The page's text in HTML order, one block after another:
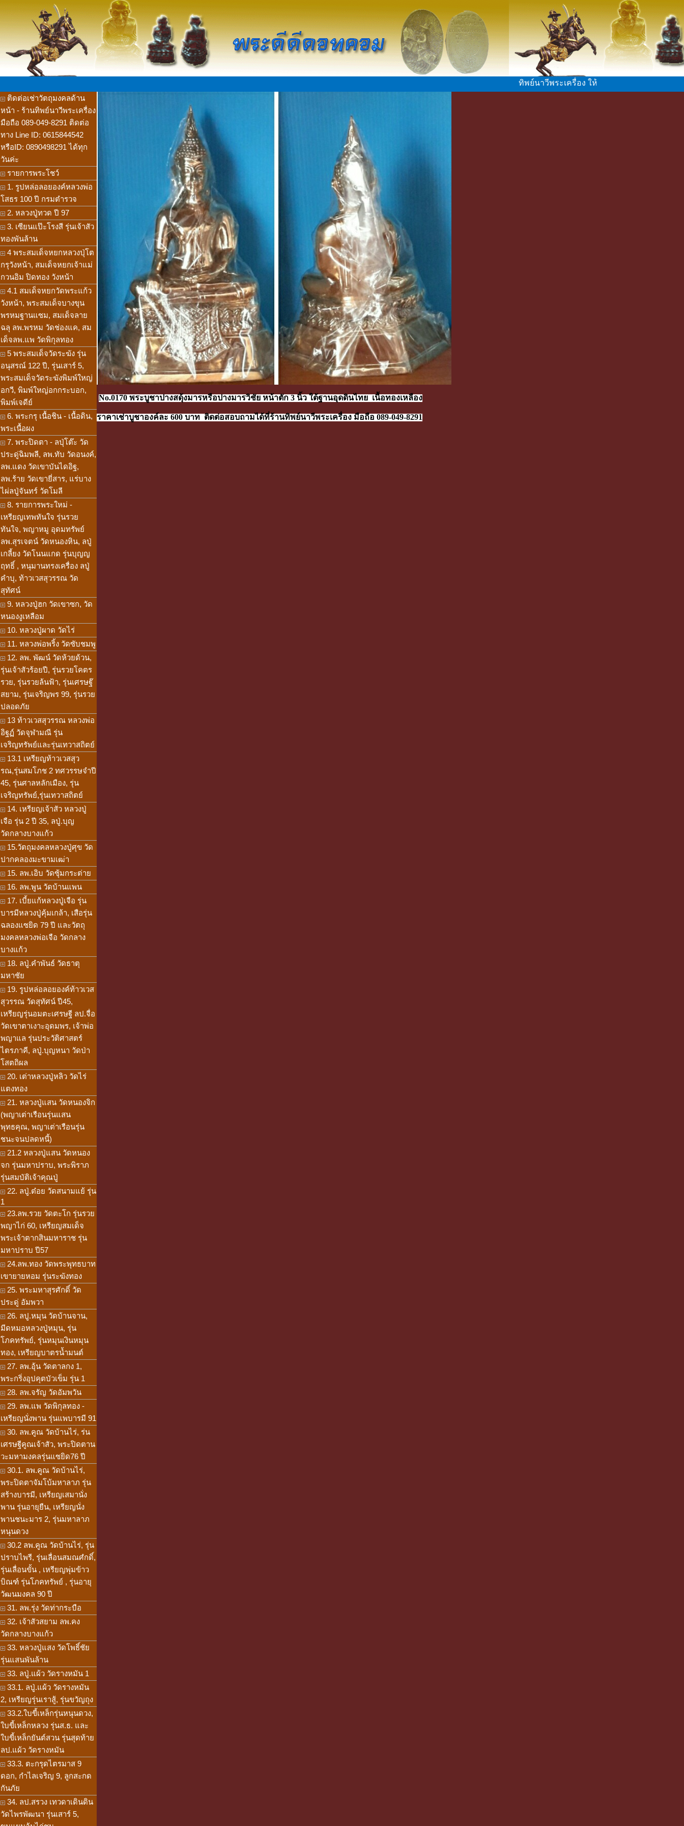
ทิพย์นาวีพระเครื่อง ให้เช่าวัตถุมงคลต่าง ๆ หลว
ติดต่อเช่าวัตถุมงคลด้าน
หน้า - ร้านทิพย์นาวีพระเครื่อง
มือถือ 089-049-8291 ติดต่อ
ทาง Line ID: 0615844542
หรือID: 0890498291 ได้ทุก
วันค่ะ
รายการพระโชว์
1. รูปหล่อลอยองค์หลวงพ่อ
โสธร 100 ปี กรมตำรวจ
2. หลวงปู่ทวด ปี 97
3. เซียนแป๊ะโรงสี รุ่นเจ้าสัว
ทองพันล้าน
4 พระสมเด็จหยกหลวงปุ่โต
กรุวังหน้า, สมเด็จหยกเจ้าแม่
กวนอิม ปิดทอง วังหน้า
4.1 สมเด็จหยกวัดพระแก้ว
วังหน้า, พระสมเด็จบางขุน
พรหมฐานแซม, สมเด็จลาย
ฉลุ ลพ.พรหม วัดช่องแค, สม
เด็จลพ.แพ วัดพิกุลทอง
5 พระสมเด็จวัดระฆัง รุ่น
อนุสรณ์ 122 ปี, รุ่นเสาร์ 5,
พระสมเด็จวัดระฆังพิมพ์ใหญ่
อกวี, พิมพ์ใหญ่อกกระบอก,
พิมพ์เจดีย์
6. พระกรุ เนื้อชิน - เนื้อดิน,
พระเนื้อผง
7. พระปิดตา - ลปุ่โต๊ะ วัด
ประดู่ฉิมพลี, ลพ.ทับ วัดอนงค์,
ลพ.แดง วัดเขาบันไดอิฐ,
ลพ.ร้าย วัดเขายี่สาร, แร่บาง
ไผ่ลปู่จันทร์ วัดโมลี
8. รายการพระใหม่ -
เหรียญเทพทันใจ รุ่นรวย
ทันใจ, พญาหมู อุดมทรัพย์
ลพ.สุรเจตน์ วัดหนองหิน, ลปู่
เกลี้ยง วัดโนนแกด รุ่นบุญญ
ฤทธิ์ , หนุมานทรงเครื่อง ลปู่
คำบุ, ท้าวเวสสุวรรณ วัด
สุทัศน์
9. หลวงปู่ฮก วัดเขาซก, วัด
หนองงูเหลือม
10. หลวงปู่ผาด วัดไร่
11. หลวงพ่อพริ้ง วัดซับชมพู
12. ลพ. พัฒน์ วัดห้วยด้วน,
รุ่นเจ้าสัวร้อยปี, รุ่นรวยโคตร
รวย, รุ่นรวยล้นฟ้า, รุ่นเศรษฐ๊
สยาม, รุ่นเจริญพร 99, รุ่นรวย
ปลอดภัย
13 ท้าวเวสสุวรรณ หลวงพ่อ
อิฐฏ์ วัดจุฬามณี รุ่น
เจริญทรัพย์และรุ่นเทวาสถิตย์
13.1 เหรียญท้าวเวสสุว
รณ,รุ่นสมโภช 2 ทศวรรษจำปี
45, รุ่นศาลหลักเมือง, รุ่น
เจริญทรัพย์,รุ่นเทวาสถิตย์
14. เหรียญเจ้าสัว หลวงปู่
เจือ รุ่น 2 ปี 35, ลปู่.บุญ
วัดกลางบางแก้ว
15.วัตถุมงคลหลวงปู่ศุข วัด
ปากคลองมะขามเฒ่า
15. ลพ.เอิบ วัดซุ้มกระต่าย
16. ลพ.พูน วัดบ้านแพน
17. เบี้ยแก้หลวงปู่เจือ รุ่น
บารมีหลวงปู่คุ้มเกล้า, เสือรุ่น
ฉลองแซยิด 79 ปี และวัตถุ
มงคลหลวงพ่อเจือ วัดกลาง
บางแก้ว
18. ลปู่.คำพันธ์ วัดธาตุ
มหาชัย
19. รูปหล่อลอยองค์ท้าวเวส
สุวรรณ วัดสุทัศน์ ปี45,
เหรียญรุ่นอมตะเศรษฐี ลป.จื่อ
วัดเขาตาเงาะอุดมพร, เจ้าพ่อ
พญาแล รุ่นประวัติศาสตร์
ไตรภาคี, ลปู่.บุญหนา วัดป่า
โสตถิผล
20. เต่าหลวงปู่หลิว วัดไร่
แตงทอง
21. หลวงปู่แสน วัดหนองจิก
(พญาเต่าเรือนรุ่นแสน
พุทธคุณ, พญาเต่าเรือนรุ่น
ชนะจนปลดหนี้)
21.2 หลวงปู่แสน วัดหนอง
จก รุ่นมหาปราบ, พระพิราภ
รุ่นสมบัติเจ้าคุณปู่
22. ลปู่.ต๋อย วัดสนามแย้ รุ่น
1
23.ลพ.รวย วัดตะโก รุ่นรวย
พญาไก่ 60, เหรียญสมเด็จ
พระเจ้าตากสินมหาราช รุ่น
มหาปราบ ปี57
24.ลพ.ทอง วัดพระพุทธบาท
เขายายหอม รุ่นระฆังทอง
25. พระมหาสุรศักดิ์ วัด
ประดู่ อัมพวา
26. ลปู.หมุน วัดบ้านจาน,
มีดหมอหลวงปู่หมุน, รุ่น
โภคทรัพย์, รุ่นหมุนเงินหมุน
ทอง, เหรียญบาตรน้ำมนต์
27. ลพ.อุ้น วัดตาลกง 1,
พระกริ่งอุปคุตบัวเข็ม รุ่น 1
28. ลพ.จรัญ วัดอัมพวัน
29. ลพ.แพ วัดพิกุลทอง -
เหรียญนั่งพาน รุ่นแพบารมี 91
30. ลพ.คูณ วัดบ้านไร่, ร่น
เศรษฐีคูณเจ้าสัว, พระปิดตาน
วะมหามงคลรุ่นแซยิด76 ปี
30.1. ลพ.คูณ วัดบ้านไร่,
พระปิดตาจัมโบ้มหาลาภ รุ่น
สร้างบารมี, เหรียญเสมานั่ง
พาน รุ่นอายุยืน, เหรียญนั่ง
พานชนะมาร 2, รุ่นมหาลาภ
หนุนดวง
30.2 ลพ.คูณ วัดบ้านไร่, รุ่น
ปราบไพรี, รุ่นเลื่อนสมณศํกดิ์,
รุ่นเลื่อนขั้น , เหรียญพุ่มข้าว
บิณฑ์ รุ่นโภคทรัพย์ , รุ่นอายุ
วัฒนมงคล 90 ปี
31. ลพ.รุ่ง วัดท่ากระบือ
32. เจ้าสัวสยาม ลพ.คง
วัดกลางบางแก้ว
33. หลวงปู่แสง วัดโพธิ์ชัย
รุ่นแสนพันล้าน
33. ลปู่.แผ้ว วัดรางหมัน 1
33.1. ลปู่.แผ้ว วัดรางหมัน
2, เหรียญรุ่นเราสู้, รุ่นขวัญถุง
33.2.ใบขี้เหล็กรุ่นหนุนดวง,
ใบขี้เหล็กหลวง รุ่นส.ธ. และ
ใบขี้เหล็กยันต์สวน รุ่นสุดท้าย
ลป.แผ้ว วัดรางหมัน
33.3. ตะกรุดไตรมาส 9
ดอก, กำไลเจริญ 9, ลูกสะกด
กันภัย
34. ลป.สรวง เทวดาเดินดิน
วัดไพรพัฒนา รุ่นเสาร์ 5,
No.0170 พระบูชาปางสดุ้งมารหรือปางมารวิชัย หน้าตัก 3 นิ้ว ใต้ฐานอุดดินไทย เนื้อทองเหลือง
ราคาเช่าบูชาองค์ละ 600 บาท ติดต่อสอบถามได้ที่ร้านทิพย์นาวีพระเครื่อง มือถือ 089-049-8291